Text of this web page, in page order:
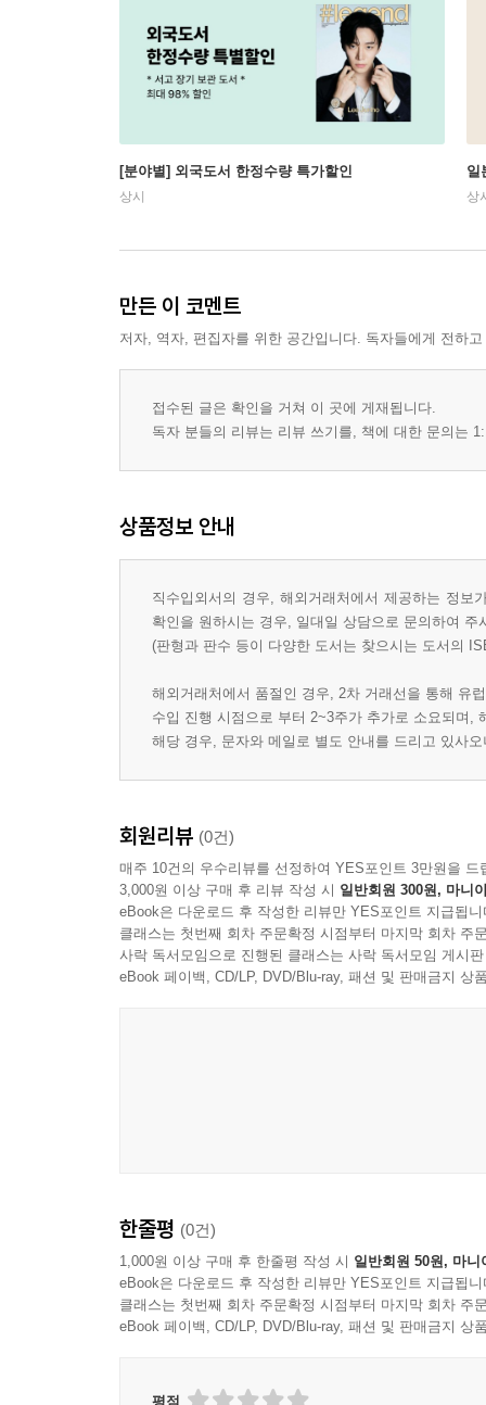
[분야별] 외국도서 한정수량 특가할인
상시
일
상
만든 이 코멘트
저자, 역자, 편집자를 위한 공간입니다. 독자들에게 전하
접수된 글은 확인을 거쳐 이 곳에 게재됩니다.
독자 분들의 리뷰는 리뷰 쓰기를, 책에 대한 문의는
상품정보 안내
직수입외서의 경우, 해외거래처에서 제공하는 정
확인을 원하시는 경우, 일대일 상담으로 문의하여 주
(판형과 판수 등이 다양한 도서는 찾으시는 도서의
해외거래처에서 품절인 경우, 2차 거래선을 통해 유
수입 진행 시점으로 부터 2~3주가 추가로 소요되며,
해당 경우, 문자와 메일로 별도 안내를 드리고 있사
회원리뷰 (0건)
매주 10건의 우수리뷰를 선정하여 YES포인트 3만원을 드
3,000원 이상 구매 후 리뷰 작성 시 일반회원 300원, 마니
eBook은 다운로드 후 작성한 리뷰만 YES포인트 지급됩니
클래스는 첫번째 회차 주문확정 시점부터 마지막 회차 주
사락 독서모임으로 진행된 클래스는 사락 독서모임 게시
eBook 페이백, CD/LP, DVD/Blu-ray, 패션 및 판매금지 상
한줄평 (0건)
1,000원 이상 구매 후 한줄평 작성 시 일반회원 50원, 마니
eBook은 다운로드 후 작성한 리뷰만 YES포인트 지급됩니
클래스는 첫번째 회차 주문확정 시점부터 마지막 회차 주
eBook 페이백, CD/LP, DVD/Blu-ray, 패션 및 판매금지 상
평점